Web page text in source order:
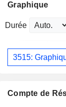
Graphique
Durée
3515:
Compte de